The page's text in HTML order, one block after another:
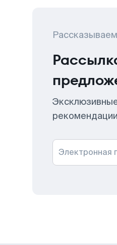
Электронная